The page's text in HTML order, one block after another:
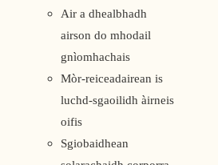
Air a dhealbhadh
airson do mhodail
gnìomhachais
Mòr-reiceadairean is
luchd-sgaoilidh àirneis
oifis
Sgiobaidhean